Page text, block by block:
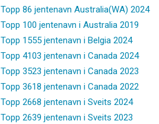
Topp 86 jentenavn Australia(WA) 2024
Topp 100 jentenavn i Australia 2019
Topp 1555 jentenavn i Belgia 2024
Topp 4103 jentenavn i Canada 2024
Topp 3523 jentenavn i Canada 2023
Topp 3618 jentenavn i Canada 2022
Topp 2668 jentenavn i Sveits 2024
Topp 2639 jentenavn i Sveits 2023